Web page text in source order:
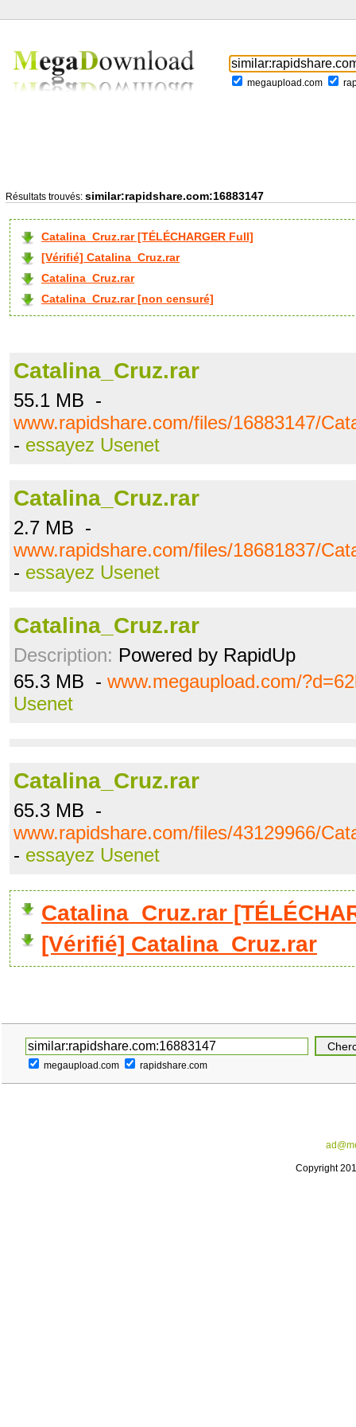
megaupload.com
Résultats trouvés: similar:rapidshare.com:16883147
Catalina_Cruz.rar [TÉLÉCHARGER Full]
[Vérifié] Catalina_Cruz.rar
Catalina_Cruz.rar
Catalina_Cruz.rar [non censuré]
Catalina_Cruz.rar
55.1 MB -
www.rapidshare.com/files/16883147/
- essayez Usenet
Catalina_Cruz.rar
2.7 MB -
www.rapidshare.com/files/18681837/
- essayez Usenet
Catalina_Cruz.rar
Description: Powered by RapidUp
65.3 MB - www.megaupload.com/
Usenet
Catalina_Cruz.rar
65.3 MB -
www.rapidshare.com/files/43129966/
- essayez Usenet
Catalina_Cruz.rar
[Vérifié] Catalina_Cruz.rar
megaupload.com rapidshare.com
Copyright